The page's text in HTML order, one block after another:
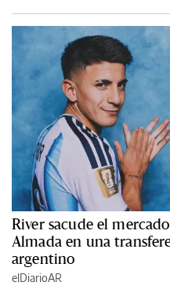
River sacude el
Almada en una
argentino
elDiarioAR